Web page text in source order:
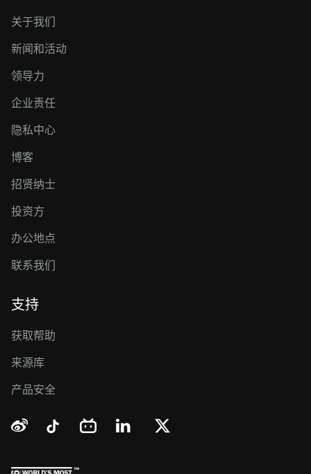
关于我们
新闻和活动
领导力
企业责任
隐私中心
博客
招贤纳士
投资方
办公地点
联系我们
支持
获取帮助
来源库
产品安全